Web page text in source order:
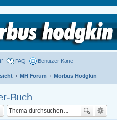
FAQ Benutzer Karte
MH Forum Morbus Hodgkin
Buch